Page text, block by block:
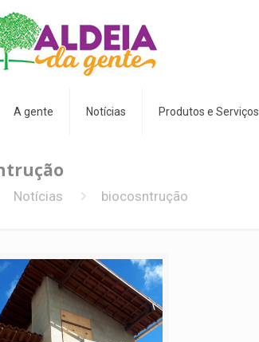
A gente Notícias Produtos e Serviços
Notícias biocosntrução